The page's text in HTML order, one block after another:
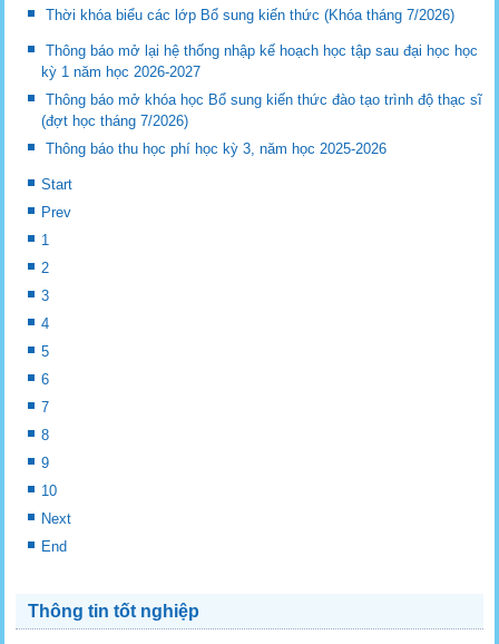
Thời khóa biểu các lớp Bổ sung kiến thức (Khóa tháng 7/2026)
Thông báo mở lại hệ thống nhập kế hoạch học tập sau đại học học
kỳ 1 năm học 2026-2027
Thông báo mở khóa học Bổ sung kiến thức đào tạo trình độ thạc sĩ
(đợt học tháng 7/2026)
Thông báo thu học phí học kỳ 3, năm học 2025-2026
Start
Prev
1
2
3
4
5
6
7
8
9
10
Next
End
Thông tin tốt nghiệp